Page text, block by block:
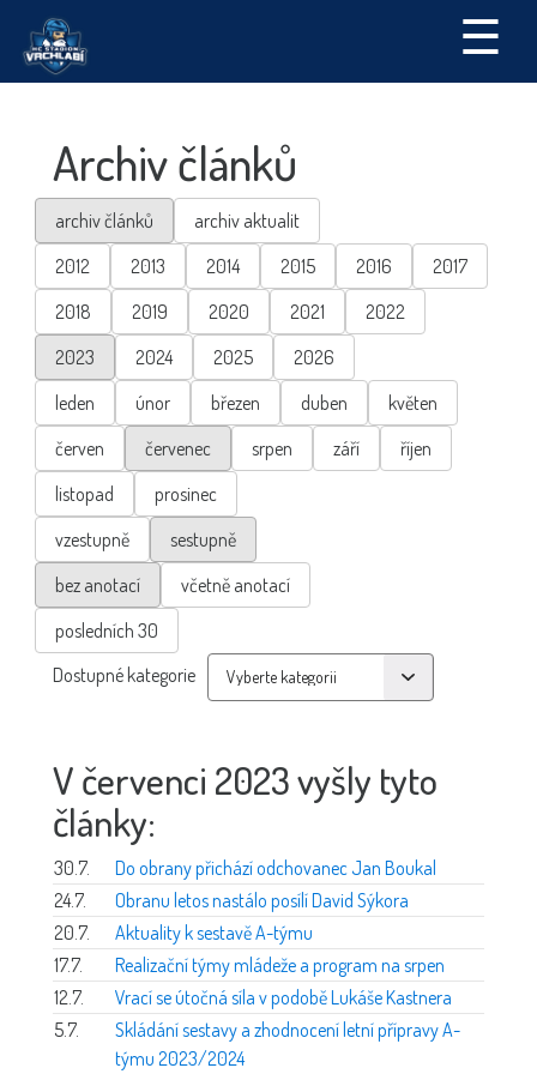
☰
Archiv článků
archiv článků
archiv aktualit
2012
2013 2014 2015 2016
2017
2018
2019 2020 2021
2022
2023
2024 2025
2026
leden
únor březen duben
květen
červen
červenec srpen září
říjen
listopad
prosinec
vzestupně
sestupně
bez anotací
včetně anotací
posledních 30
Dostupné kategorie
V červenci 2023 vyšly tyto
články:
30.7.
Do obrany přichází odchovanec Jan Boukal
24.7.
Obranu letos nastálo posílí David Sýkora
20.7.
Aktuality k sestavě A-týmu
17.7.
Realizační týmy mládeže a program na srpen
12.7.
Vrací se útočná síla v podobě Lukáše Kastnera
5.7.
Skládání sestavy a zhodnocení letní přípravy A-
týmu 2023/2024